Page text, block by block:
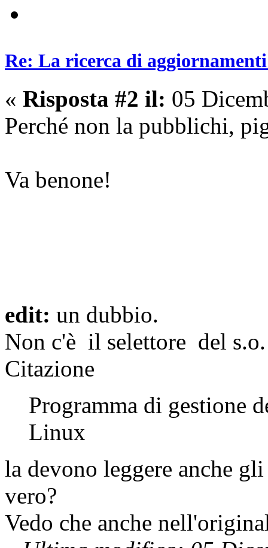
Re: La ricerca di
« Risposta #2 il: 05
Perché non la pubblichi,
Va benone!
edit: un dubbio.
Non c'è il selettore del
Citazione
Programma di gestione
Linux
la devono leggere anche
vero?
Vedo che anche